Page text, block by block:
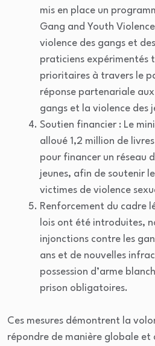
mis en place un
Gang and Youth
violence des gangs et
praticiens expérimentés
prioritaires à travers le
réponse partenariale
gangs et la violence des
Soutien financier : Le
alloué 1,2 million de
pour financer un réseau
jeunes, afin de soutenir
victimes de violence
Renforcement du cadre
lois ont été introduites,
injonctions contre les
ans et de nouvelles
possession d’arme
prison obligatoires.
Ces mesures démontrent la
répondre de manière globale et